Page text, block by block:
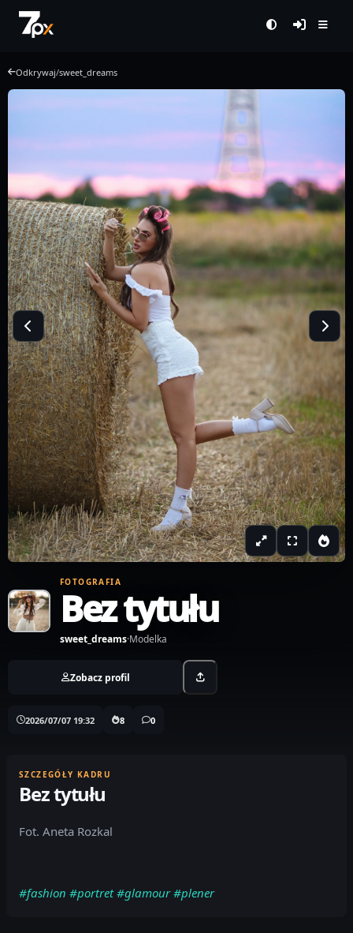
Odkrywaj/sweet_dreams
FOTOGRAFIA
Bez tytułu
sweet_dreams·Modelka
Zobacz profil
2026/07/07 19:32 8 0
SZCZEGÓŁY KADRU
Bez tytułu
Fot. Aneta Rozkal
#fashion #portret #glamour #plener